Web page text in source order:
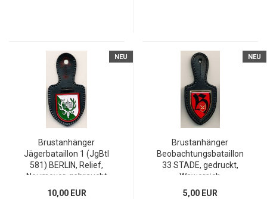
NEU
Brustanhänger
Jägerbataillon 1 (JgBtl
581) BERLIN, Relief,
Neumeyer, gebraucht
10,00 EUR
NEU
Brustanhänger
Beobachtungsbataillon
33 STADE, gedruckt,
Wawersich
5,00 EUR